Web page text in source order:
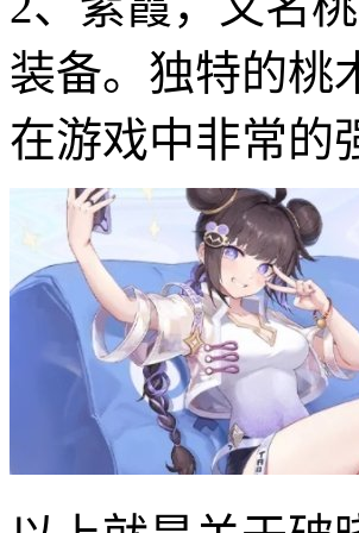
装备。独特的桃
在游戏中非常的